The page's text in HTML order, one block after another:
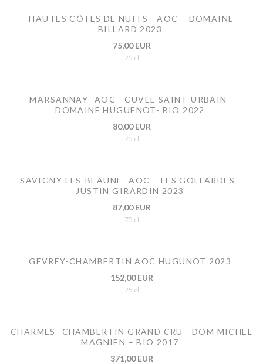
HAUTES CÔTES DE NUITS - AOC – DOMAINE
BILLARD 2023
75,00 EUR
75 cl
MARSANNAY -AOC - CUVÉE SAINT-URBAIN -
DOMAINE HUGUENOT- BIO 2022
80,00 EUR
75 cl
SAVIGNY-LES-BEAUNE -AOC – LES GOLLARDES –
JUSTIN GIRARDIN 2023
87,00 EUR
75 cl
GEVREY-CHAMBERTIN AOC HUGUNOT 2023
152,00 EUR
75 cl
CHARMES -CHAMBERTIN GRAND CRU - DOM MICHEL
MAGNIEN – BIO 2017
371,00 EUR